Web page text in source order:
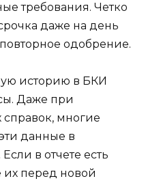
требования. Четко
даже на день
одобрение.
историю в БКИ
Даже при
многие
данные в
в отчете есть
их перед новой